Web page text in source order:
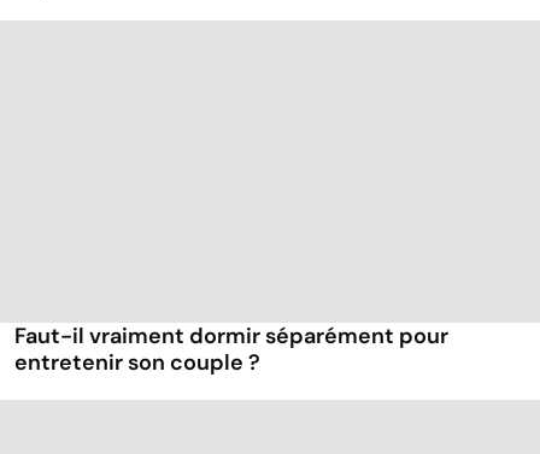
Faut-il vraiment dormir séparément pour
entretenir son couple ?